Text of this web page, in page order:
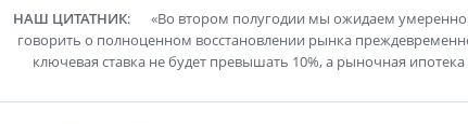
НАШ ЦИТАТНИК: «Во втором полугодии мы ожидаем
говорить о полноценном восстановлении рынка
ключевая ставка не будет превышать 10%, а рыночная